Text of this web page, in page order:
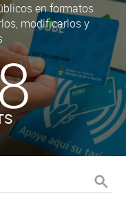
en formatos
modificarlos y